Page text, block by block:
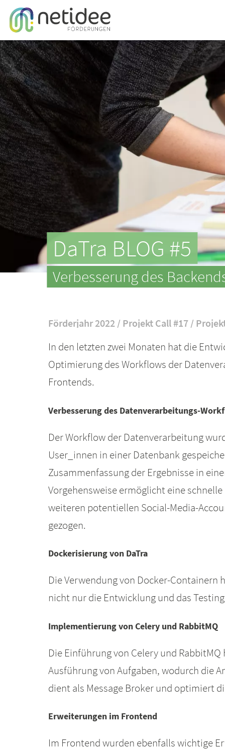
DaTra BLOG #5
Verbesserung des
Förderjahr 2022 / Projekt Call #17 /
In den letzten zwei Monaten hat die
Optimierung des Workflows der
Frontends.
Verbesserung des Datenverarbeitungs-
Der Workflow der Datenverarbeitung
User_innen in einer Datenbank
Zusammenfassung der Ergebnisse in
Vorgehensweise ermöglicht eine
weiteren potentiellen Social-Media-
gezogen.
Dockerisierung von DaTra
Die Verwendung von Docker-
nicht nur die Entwicklung und das
Implementierung von Celery und RabbitMQ
Die Einführung von Celery und
Ausführung von Aufgaben, wodurch die
dient als Message Broker und optimiert
Erweiterungen im Frontend
Im Frontend wurden ebenfalls wichtige